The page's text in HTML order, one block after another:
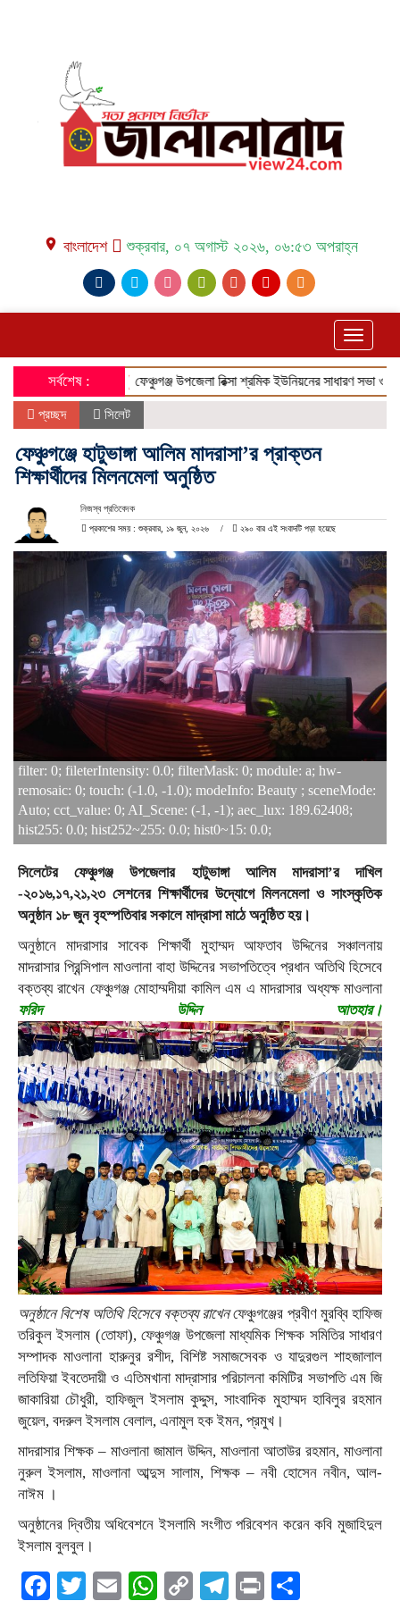
place বাংলাদেশ শুক্রবার, ০৭ অগাস্ট ২০২৬, ০৬:৫৩ অপরাহ্ন
Toggle
সর্বশেষ :
❰ ফেঞ্চুগঞ্জ উপজেলা রিক্সা শ্রমিক ইউনিয়নের সাধারণ সভা ও শ্রমিক কার্ড
প্রচ্ছদ সিলেট
ফেঞ্চুগঞ্জে হাটুভাঙ্গা আলিম মাদরাসা’র প্রাক্তন
শিক্ষার্থীদের মিলনমেলা অনুষ্ঠিত
নিজস্ব প্রতিবেদক
প্রকাশের সময় : শুক্রবার, ১৯ জুন, ২০২৬ ২৯০ বার এই সংবাদটি পড়া হয়েছে
filter: 0; fileterIntensity: 0.0; filterMask: 0; module: a; hw-
remosaic: 0; touch: (-1.0, -1.0); modeInfo: Beauty ; sceneMode:
Auto; cct_value: 0; AI_Scene: (-1, -1); aec_lux: 189.62408;
hist255: 0.0; hist252~255: 0.0; hist0~15: 0.0;
সিলেটের ফেঞ্চুগঞ্জ উপজেলার হাটুভাঙ্গা আলিম মাদরাসা’র দাখিল
-২০১৬,১৭,২১,২৩ সেশনের শিক্ষার্থীদের উদ্যোগে মিলনমেলা ও সাংস্কৃতিক
অনুষ্ঠান ১৮ জুন বৃহস্পতিবার সকালে মাদ্রাসা মাঠে অনুষ্ঠিত হয়।
অনুষ্ঠানে মাদরাসার সাবেক শিক্ষার্থী মুহাম্মদ আফতাব উদ্দিনের সঞ্চালনায়
মাদরাসার প্রিন্সিপাল মাওলানা বাহা উদ্দিনের সভাপতিত্বে প্রধান অতিথি হিসেবে
বক্তব্য রাখেন ফেঞ্চুগঞ্জ মোহাম্মদীয়া কামিল এম এ মাদরাসার অধ্যক্ষ মাওলানা
ফরিদ উদ্দিন আতহার।
অনুষ্ঠানে বিশেষ অতিথি হিসেবে বক্তব্য রাখেনফেঞ্চুগঞ্জের প্রবীণ মুরব্বি হাফিজ
তরিকুল ইসলাম (তোফা), ফেঞ্চুগঞ্জ উপজেলা মাধ্যমিক শিক্ষক সমিতির সাধারণ
সম্পাদক মাওলানা হারুনুর রশীদ, বিশিষ্ট সমাজসেবক ও যাদুরগুল শাহজালাল
লতিফিয়া ইবতেদায়ী ও এতিমখানা মাদ্রাসার পরিচালনা কমিটির সভাপতি এম জি
জাকারিয়া চৌধুরী, হাফিজুল ইসলাম কুদ্দুস, সাংবাদিক মুহাম্মদ হাবিলুর রহমান
জুয়েল, বদরুল ইসলাম বেলাল, এনামুল হক ইমন, প্রমুখ।
মাদরাসার শিক্ষক – মাওলানা জামাল উদ্দিন, মাওলানা আতাউর রহমান, মাওলানা
নুরুল ইসলাম, মাওলানা আব্দুস সালাম, শিক্ষক – নবী হোসেন নবীন, আল-
নাঈম ।
অনুষ্ঠানের দ্বিতীয় অধিবেশনে ইসলামি সংগীত পরিবেশন করেন কবি মুজাহিদুল
ইসলাম বুলবুল।
Facebook
Twitter
EmailWhatsApp
CopyTelegram
Print